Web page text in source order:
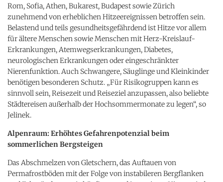
Rom, Sofia, Athen, Bukarest, Budapest sowie Zürich
zunehmend von erheblichen Hitzeereignissen betroffen sein.
Belastend und teils gesundheitsgefährdend ist Hitze vor allem
für ältere Menschen sowie Menschen mit Herz-Kreislauf-
Erkrankungen, Atemwegserkrankungen, Diabetes,
neurologischen Erkrankungen oder eingeschränkter
Nierenfunktion. Auch Schwangere, Säuglinge und Kleinkinder
benötigen besonderen Schutz. „Für Risikogruppen kann es
sinnvoll sein, Reisezeit und Reiseziel anzupassen, also beliebte
Städtereisen außerhalb der Hochsommermonate zu legen“, so
Jelinek.
Alpenraum: Erhöhtes Gefahrenpotenzial beim
sommerlichen Bergsteigen
Das Abschmelzen von Gletschern, das Auftauen von
Permafrostböden mit der Folge von instabileren Bergflanken